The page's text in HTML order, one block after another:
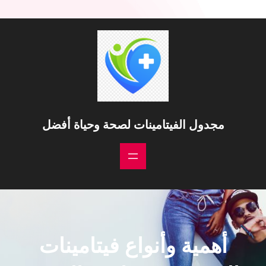
مجدول الفيتامينات لصحة وحياة أفضل
أهمية وأنواع فيتامينات